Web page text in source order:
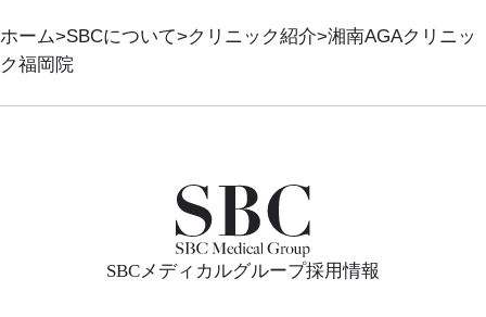
ホーム SBCについて クリニック紹介 湘南AGAクリニッ
ク福岡院
SBCメディカルグループ採用情報